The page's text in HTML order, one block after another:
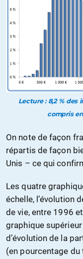
Lecture : 8,2 % des
compris
On note de façon
répartis de façon
Unis – ce qui
Les quatre
échelle, l’évolution
de vie, entre 1996
graphique
d’évolution de la
(en pourcentage